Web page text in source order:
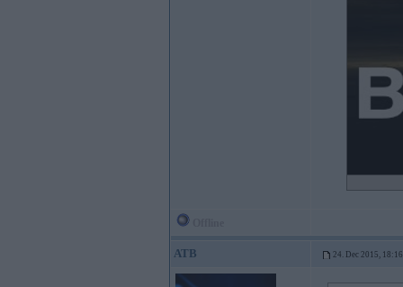
ATB 24. Dec 2015, 18:16